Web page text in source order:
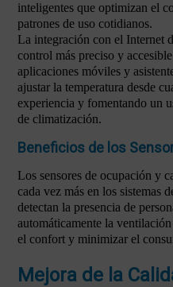
inteligentes que optimizan el
patrones de uso cotidianos.
La integración con el Internet
control más preciso y
aplicaciones móviles y
ajustar la temperatura desde
experiencia y fomentando un
de climatización.
Beneficios de los
Los sensores de ocupación y
cada vez más en los sistemas
detectan la presencia de
automáticamente la
el confort y minimizar el
Mejora de la